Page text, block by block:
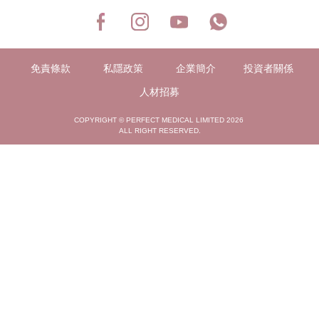
免責條款 私隱政策 企業簡介 投資者關係
人材招募
COPYRIGHT © PERFECT MEDICAL LIMITED 2026
ALL RIGHT RESERVED.